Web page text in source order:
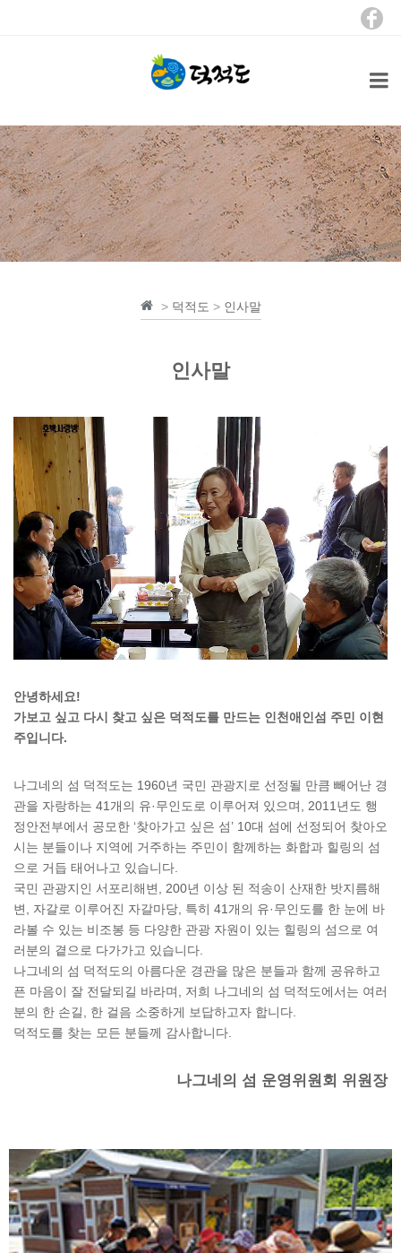
> 덕적도 > 인사말
인사말
안녕하세요!
가보고 싶고 다시 찾고 싶은 덕적도를 만드는 인천애인섬 주민 이현
주입니다.
나그네의 섬 덕적도는 1960년 국민 관광지로 선정될 만큼 빼어난 경
관을 자랑하는 41개의 유·무인도로 이루어져 있으며, 2011년도 행
정안전부에서 공모한 ‘찾아가고 싶은 섬’ 10대 섬에 선정되어 찾아오
시는 분들이나 지역에 거주하는 주민이 함께하는 화합과 힐링의 섬
으로 거듭 태어나고 있습니다.
국민 관광지인 서포리해변, 200년 이상 된 적송이 산재한 밧지름해
변, 자갈로 이루어진 자갈마당, 특히 41개의 유·무인도를 한 눈에 바
라볼 수 있는 비조봉 등 다양한 관광 자원이 있는 힐링의 섬으로 여
러분의 곁으로 다가가고 있습니다.
나그네의 섬 덕적도의 아름다운 경관을 많은 분들과 함께 공유하고
픈 마음이 잘 전달되길 바라며, 저희 나그네의 섬 덕적도에서는 여러
분의 한 손길, 한 걸음 소중하게 보답하고자 합니다.
덕적도를 찾는 모든 분들께 감사합니다.
나그네의 섬 운영위원회 위원장